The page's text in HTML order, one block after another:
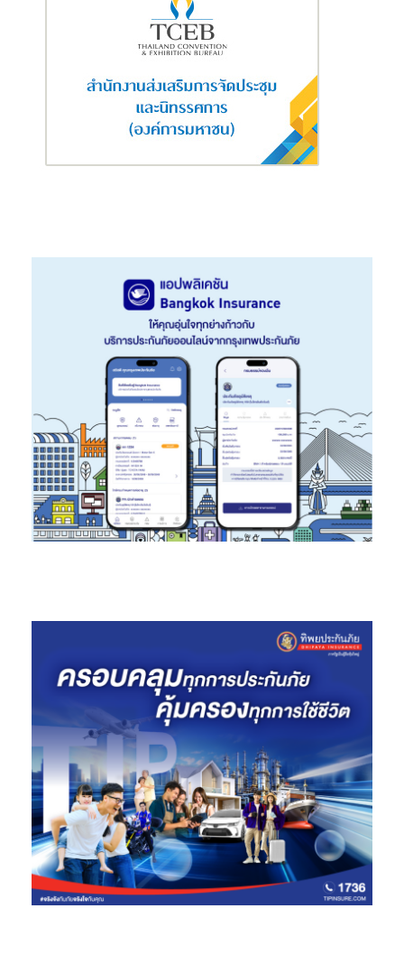
ทาง ‘โลกอนาคตที่เราอยากทำให้เกิดขึ้นจริง’
เริ่มต้นด้วย การจัดแสดงผลงานภาพวาดจากเด็กไทยที่ชนะรางวัลจาก
โอ รวมทั้งหมด 14 ปี โดยโครงการดังกล่าวมีจุดมุ่งหมายเพื่อจุด
ประกายให้เด็กๆ และเยาวชนทั่วโลกได้ถ่ายทอดความคิดอันล้ำค่าของ
พวกเขาต่อความหลากหลายของวิถีชีวิต และสิ่งแวดล้อม เพื่อสร้าง
แรงบันดาลใจ และส่งเสริมให้ผู้คนทั่วโลกได้นึกถึงสภาพแวดล้อมและ
ด้วยการจัดแสดงศิลปะจากการวัสดุรีไซเคิล จากพาร์ทเนอร์ที่มีวิสัย
ทัศน์ในด้าน ESG ร่วมกัน อย่าง Melt District และศิลปินชื่อดัง เช่น
Asasak, Benzilla และ Short But Very Very Cute โดยพลอย-
หอวัง ที่ได้นำวัสดุจากผลิตภัณฑ์หรือบรรจุภัณฑ์ต่างๆ ของคาโอที่ถูก
ใช้งานแล้วมาเป็นส่วนหนึ่งของส่วนผสมในการรังสรรค์ชิ้นงานเพื่อ
เพิ่มมูลค่าให้กับขยะพลาสติก เติมเต็มพื้นที่ในโซน Planet ให้สมบูรณ์
โซนPeopleร่วมสัมผัสนวัตกรรมของผลิตภัณฑ์ต่างๆ ที่ถูกออกแบบ
มาเพื่อยกระดับคุณภาพชีวิตและเป็นมิตรต่อสิ่งแวดล้อม โดยคาโอได้
จำลองแลปจากประเทศญี่ปุ่นมาให้ผู้เข้าร่วมงานได้ร่วมสนุกและรู้จักกับ
ผลิตภัณฑ์ของคาโอมากขึ้น ประกอบด้วยProtection Booths
(ผลิตภัณฑ์การปกป้อง) จากแบรนด์บิโอเร ร่วมทดสอบประสิทธิภาพ
ผลิตภัณฑ์กันแดด บิโอเร ยูวีและเรียนรู้นวัตกรรมการป้องกันยุงแบบ
การทำความสะอาดจากทั้งสองผลิตภัณฑ์ ตอกย้ำจุดยืนของคาโอที่มุ่ง
สุขอนามัยและการปกป้อง
Hygiene & Protection)
แวะมาร่วมเรียนรู้แนวคิด ESG รักษ์โลก และชมผลิตภัณฑ์ของคาโอ
ได้ที่งานนิทรรศการฉลอง60 ปี คาโอ‘Saving Future Smiles’
ระหว่างวันที่ 29 กันยายน – 5 ตุลาคม 2567 ณ ศูนย์การค้า สามย่าน
มิตรทาวน์ บริเวณชั้น G (เข้าชมฟรี)
งานนี้มีกิจกรรมให้ร่วมสนุก พร้อมลุ้นรับกาชาปองพรีเมียมจากคาโอ
ตลอดทุกวัน